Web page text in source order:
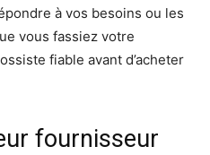
à vos besoins ou les
vous fassiez votre
fiable avant d’acheter
fournisseur